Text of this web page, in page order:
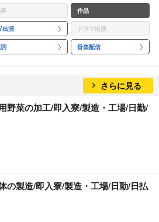
作品
出演 ドラマ出演
音楽配信
さらに見る
野菜の加工/即入寮/製造・工場/日勤/
の製造/即入寮/製造・工場/日勤/日払